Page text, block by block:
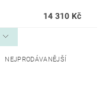
14 310 Kč
NEJPRODÁVANĚJŠÍ